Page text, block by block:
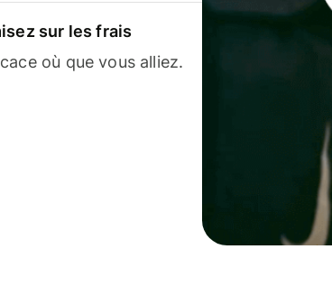
sur les frais
où que vous alliez.